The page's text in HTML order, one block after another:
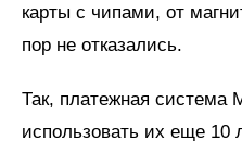
карты с чипами, от
пор не отказались.
Так, платежная система
использовать их еще 10